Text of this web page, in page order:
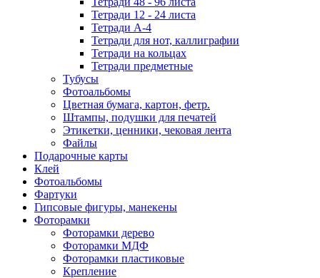
Тетради 12 - 24 листа
Тетради А-4
Тетради для нот, каллиграфии
Тетради на кольцах
Тетради предметные
Тубусы
Фотоальбомы
Цветная бумага, картон, фетр.
Штампы, подушки для печатей
Этикетки, ценники, чековая лента
Файлы
Подарочные карты
Клей
Фотоальбомы
Фартуки
Гипсовые фигуры, манекены
Фоторамки
Фоторамки дерево
Фоторамки МДФ
Фоторамки пластиковые
Крепление